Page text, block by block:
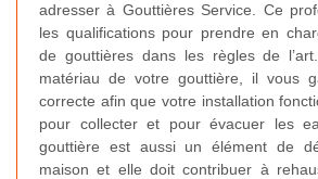
adresser à Gouttières Service. Ce
les qualifications pour prendre en
de gouttières dans les règles de
matériau de votre gouttière, il vous
correcte afin que votre installation
pour collecter et pour évacuer les
gouttière est aussi un élément de
maison et elle doit contribuer à